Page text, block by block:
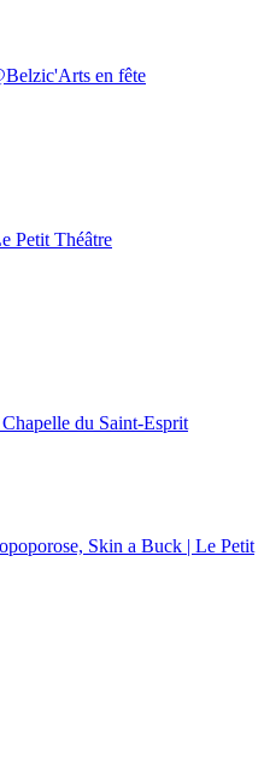
en fête
Petit Théâtre
du Saint-Esprit
Skin a Buck | Le Petit